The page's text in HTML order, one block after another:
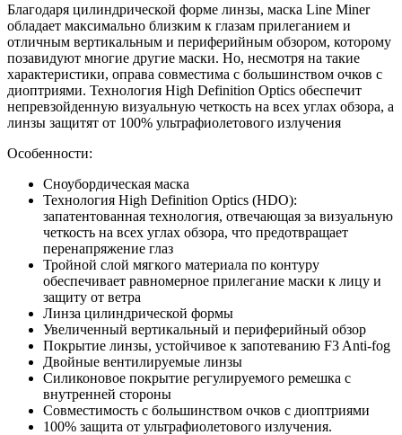
Благодаря цилиндрической форме линзы, маска Line Miner
обладает максимально близким к глазам прилеганием и
отличным вертикальным и периферийным обзором, которому
позавидуют многие другие маски. Но, несмотря на такие
характеристики, оправа совместима с большинством очков с
диоптриями. Технология High Definition Optics обеспечит
непревзойденную визуальную четкость на всех углах обзора, а
линзы защитят от 100% ультрафиолетового излучения
Особенности:
Сноубордическая маска
Технология High Definition Optics (HDO):
запатентованная технология, отвечающая за визуальную
четкость на всех углах обзора, что предотвращает
перенапряжение глаз
Тройной слой мягкого материала по контуру
обеспечивает равномерное прилегание маски к лицу и
защиту от ветра
Линза цилиндрической формы
Увеличенный вертикальный и периферийный обзор
Покрытие линзы, устойчивое к запотеванию F3 Anti-fog
Двойные вентилируемые линзы
Силиконовое покрытие регулируемого ремешка с
внутренней стороны
Совместимость с большинством очков с диоптриями
100% защита от ультрафиолетового излучения.